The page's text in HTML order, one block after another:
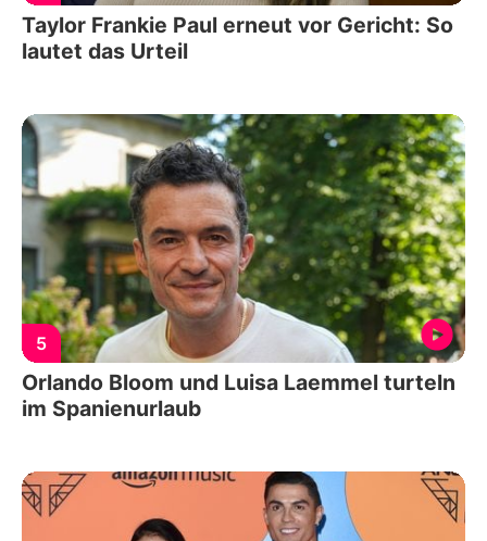
Taylor Frankie Paul erneut vor Gericht: So
lautet das Urteil
5
Orlando Bloom und Luisa Laemmel turteln
im Spanienurlaub